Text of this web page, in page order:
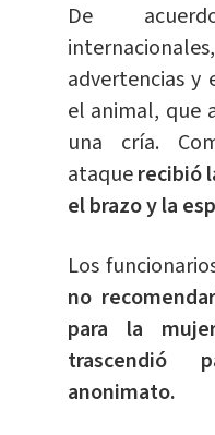
De
advertencias
el animal, que
una cría.
ataquerecibió
el brazo y la
Los
no
para la
trascendió
anonimato.